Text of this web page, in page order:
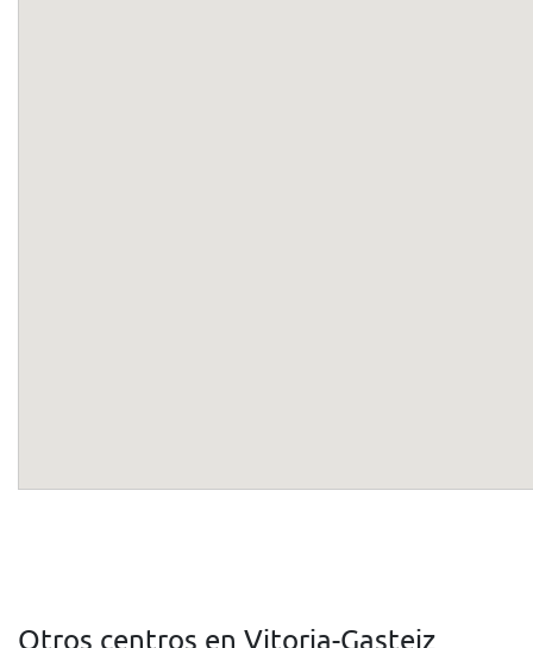
Otros centros en Vitoria-Gasteiz